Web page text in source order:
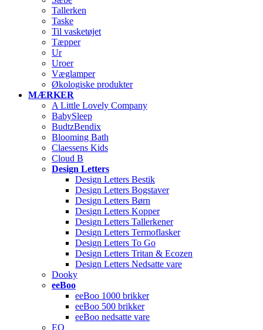
Tallerken
Taske
Til vasketøjet
Tæpper
Ur
Uroer
Væglamper
Økologiske produkter
MÆRKER
A Little Lovely Company
BabySleep
BudtzBendix
Blooming Bath
Claessens Kids
Cloud B
Design Letters
Design Letters Bestik
Design Letters Bogstaver
Design Letters Børn
Design Letters Kopper
Design Letters Tallerkener
Design Letters Termoflasker
Design Letters To Go
Design Letters Tritan & Ecozen
Design Letters Nedsatte vare
Dooky
eeBoo
eeBoo 1000 brikker
eeBoo 500 brikker
eeBoo nedsatte vare
EO